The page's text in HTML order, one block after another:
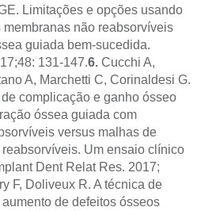
Limitações e opções usando
não reabsorvíveis
guiada bem-sucedida.
131-147.6. Cucchi A,
A, Marchetti C, Corinaldesi G.
complicação e ganho ósseo
óssea guiada com
versus malhas de
Um ensaio clínico
Dent Relat Res. 2017;
F, Doliveux R. A técnica de
de defeitos ósseos